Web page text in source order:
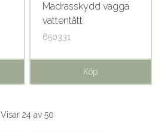
Madrasskydd vagga
vattentätt
650331
Köp
Visar 24 av 50